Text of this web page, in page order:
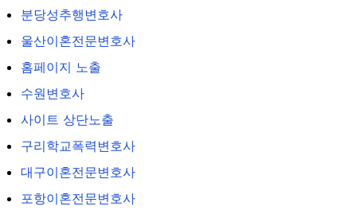
분당성추행변호사
울산이혼전문변호사
홈페이지 노출
수원변호사
사이트 상단노출
구리학교폭력변호사
대구이혼전문변호사
포항이혼전문변호사